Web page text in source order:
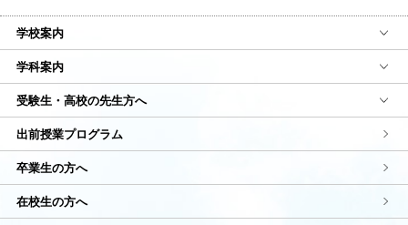
学校案内
学科案内
受験生・高校の先生方へ
出前授業プログラム
卒業生の方へ
在校生の方へ